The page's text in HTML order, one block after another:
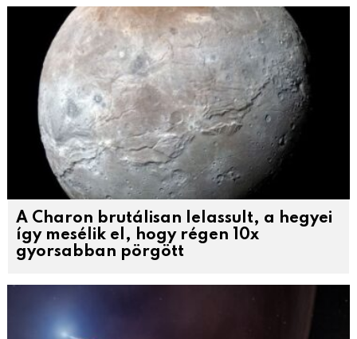
A Charon brutálisan lelassult, a hegyei
így mesélik el, hogy régen 10x
gyorsabban pörgött